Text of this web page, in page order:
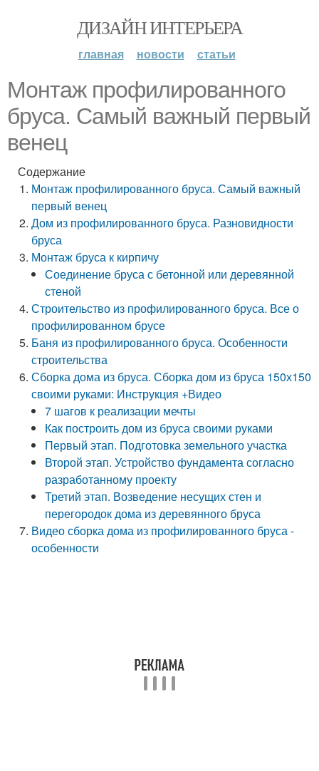
ДИЗАЙН ИНТЕРЬЕРА
главная новости статьи
Монтаж профилированного
бруса. Самый важный первый
венец
Содержание
Монтаж профилированного бруса. Самый важный
первый венец
Дом из профилированного бруса. Разновидности
бруса
Монтаж бруса к кирпичу
Соединение бруса с бетонной или деревянной
стеной
Строительство из профилированного бруса. Все о
профилированном брусе
Баня из профилированного бруса. Особенности
строительства
Сборка дома из бруса. Сборка дом из бруса 150х150
своими руками: Инструкция +Видео
7 шагов к реализации мечты
Как построить дом из бруса своими руками
Первый этап. Подготовка земельного участка
Второй этап. Устройство фундамента согласно
разработанному проекту
Третий этап. Возведение несущих стен и
перегородок дома из деревянного бруса
Видео сборка дома из профилированного бруса -
особенности